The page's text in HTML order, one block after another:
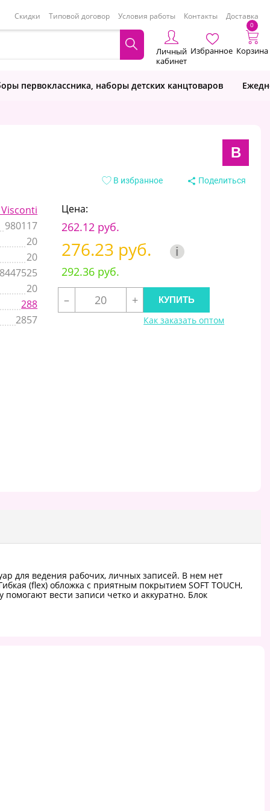
Скидки Типовой договор Условия работы Контакты Доставка
Личный
кабинет
Избранное
0
Корзина
первоклассника, наборы детских канцтоваров
B
В избранное Поделиться
980117
20
20
20
288
2857
Цена:
262.12 руб.
276.23 руб. i
292.36 руб.
–
+
Как заказать оптом
для ведения рабочих, личных записей. В нем нет
(flex) обложка с приятным покрытием SOFT TOUCH,
вести записи четко и аккуратно. Блок